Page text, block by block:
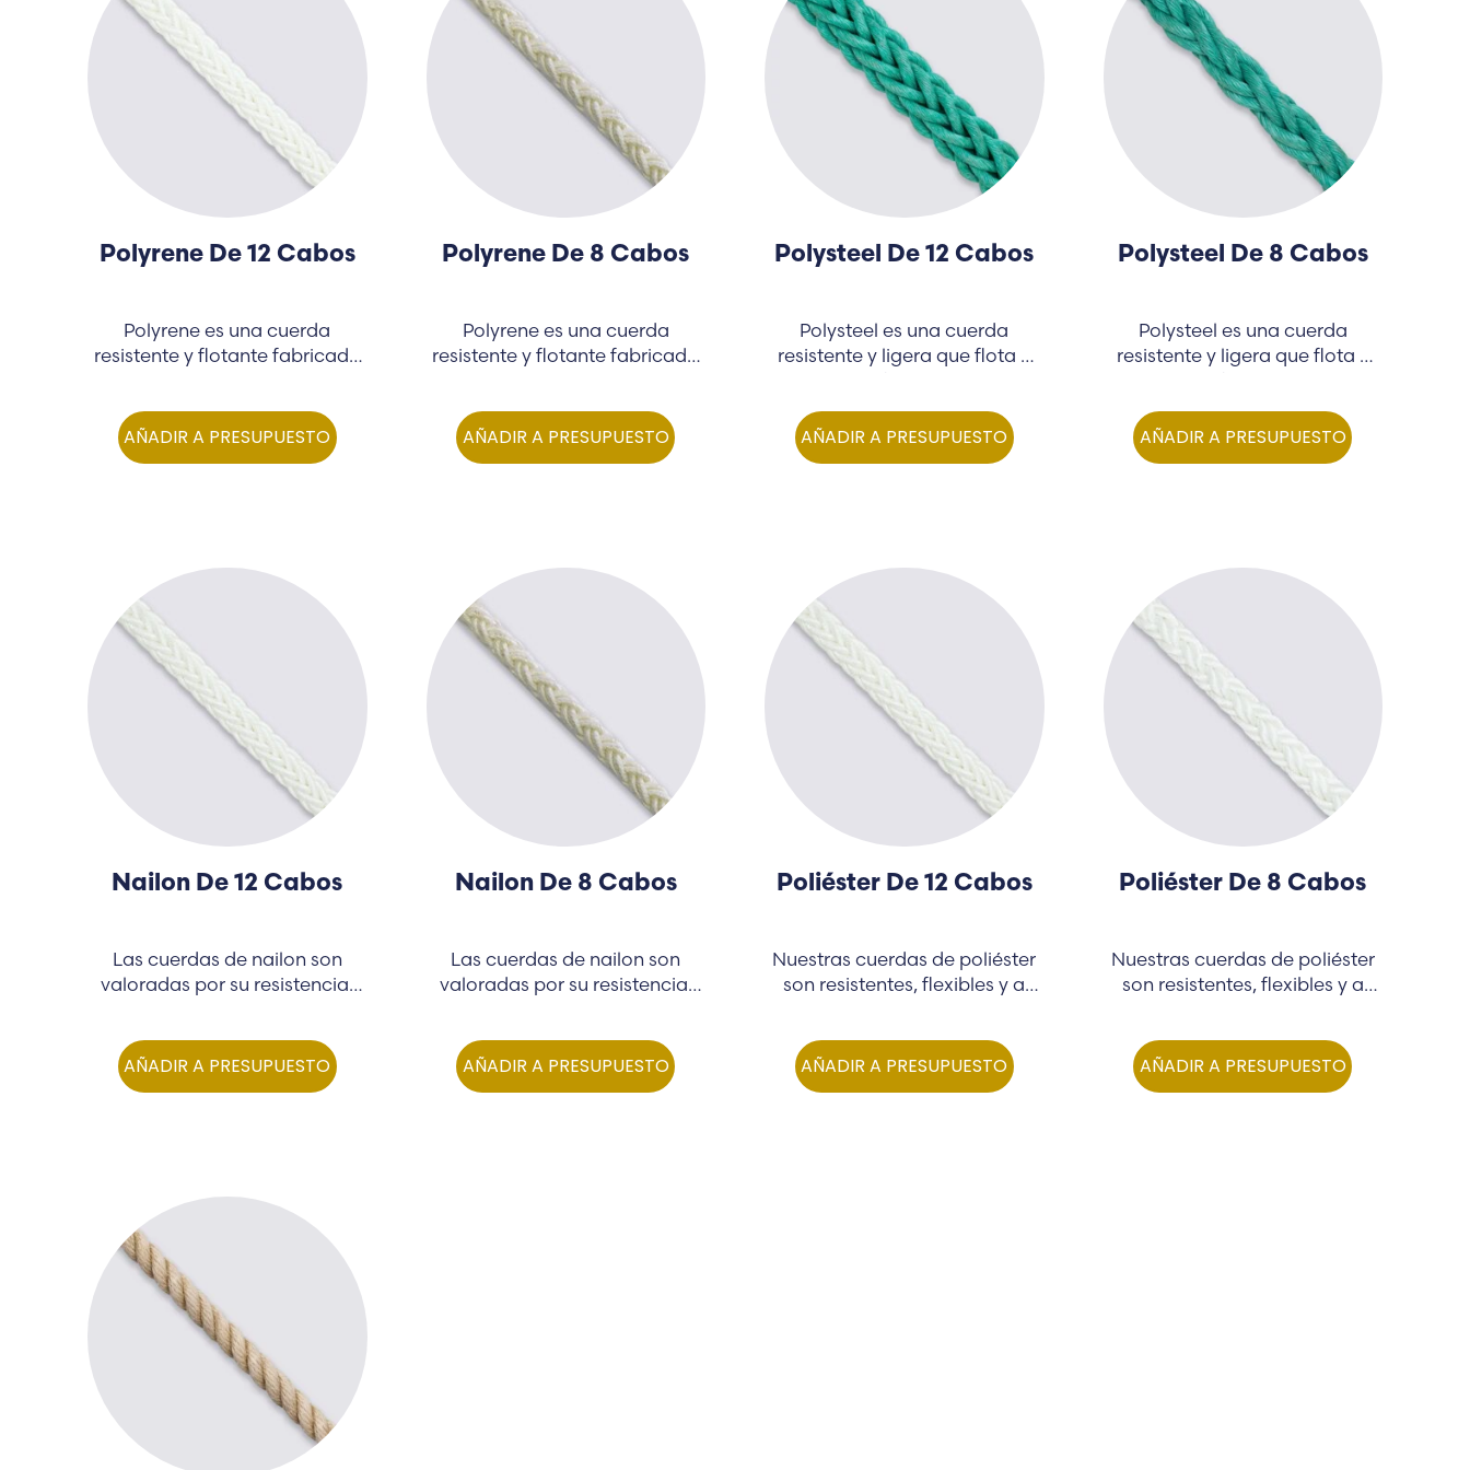
Polyrene De 12 Cabos
Polyrene es una cuerda
resistente y flotante fabricada
AÑADIR A PRESUPUESTO
Polyrene De 8 Cabos
Polyrene es una cuerda
resistente y flotante fabricada
AÑADIR A PRESUPUESTO
Polysteel De 12 Cabos
Polysteel es una cuerda
resistente y ligera que flota y
AÑADIR A PRESUPUESTO
Polysteel De 8 Cabos
Polysteel es una cuerda
resistente y ligera que flota y
AÑADIR A PRESUPUESTO
Nailon De 12 Cabos
Las cuerdas de nailon son
valoradas por su resistencia,
AÑADIR A PRESUPUESTO
Nailon De 8 Cabos
Las cuerdas de nailon son
valoradas por su resistencia,
AÑADIR A PRESUPUESTO
Poliéster De 12 Cabos
Nuestras cuerdas de poliéster
son resistentes, flexibles y a
AÑADIR A PRESUPUESTO
Poliéster De 8 Cabos
Nuestras cuerdas de poliéster
son resistentes, flexibles y a
AÑADIR A PRESUPUESTO